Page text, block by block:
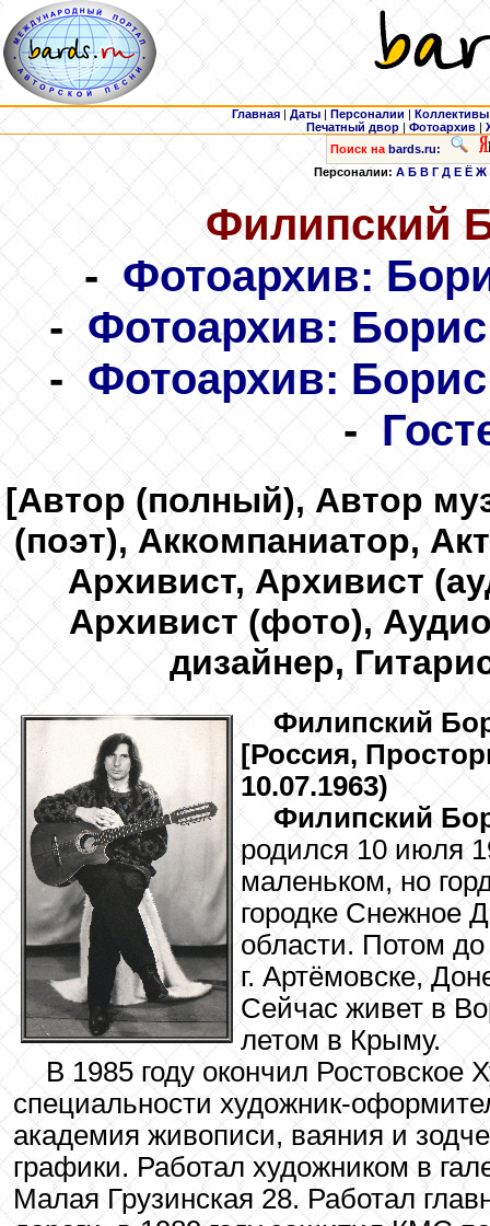
Главная | Даты | Персоналии | Коллективы
Печатный двор |Фотоархив |
Поиск на bards.ru:
Персоналии: А Б В Г Д Е Ё Ж
Филипский
- Фотоархив:
- Фотоархив:
- Фотоархив:
-
[Автор (полный), Автор
(поэт), Аккомпаниатор,
Архивист, Архивист
Архивист (фото),
дизайнер,
Филипский
[Россия,
10.07.1963)
Филипский
родился 10 июля
маленьком, но
городке Снежное
области. Потом
г. Артёмовске,
Сейчас живет в
летом в Крыму.
В 1985 году окончил
специальности художник-
академия живописи, ваяния и
графики. Работал художником в
Малая Грузинская 28. Работал